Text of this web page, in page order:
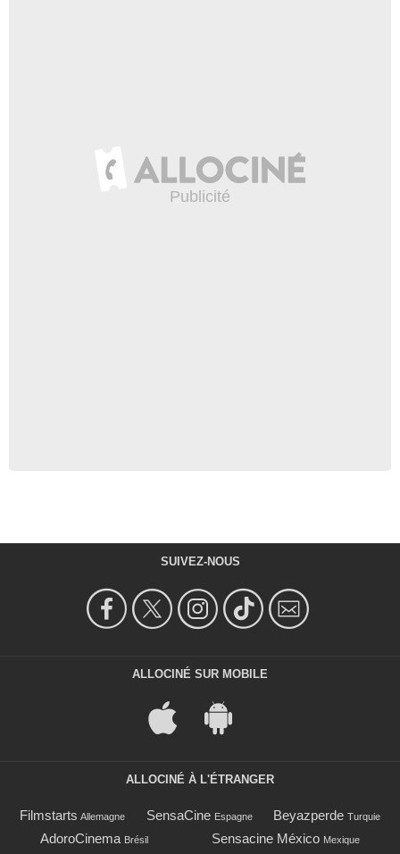
SUIVEZ-NOUS
ALLOCINÉ SUR MOBILE
ALLOCINÉ À L'ÉTRANGER
Filmstarts Allemagne SensaCine Espagne Beyazperde Turquie
AdoroCinema Brésil Sensacine México Mexique